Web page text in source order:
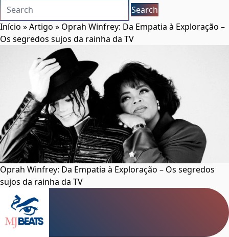
Início »Artigo » Oprah Winfrey: Da Empatia à Exploração –
Os segredos sujos da rainha da TV
Oprah Winfrey: Da Empatia à Exploração – Os segredos
sujos da rainha da TV